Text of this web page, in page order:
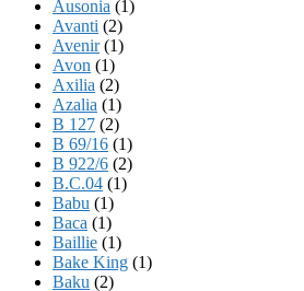
Ausonia (1)
Avanti (2)
Avenir(1)
Avon (1)
Axilia (2)
Azalia (1)
B 127 (2)
B 69/16 (1)
B 922/6 (2)
B.C.04 (1)
Babu (1)
Baca (1)
Baillie (1)
Bake King (1)
Baku (2)